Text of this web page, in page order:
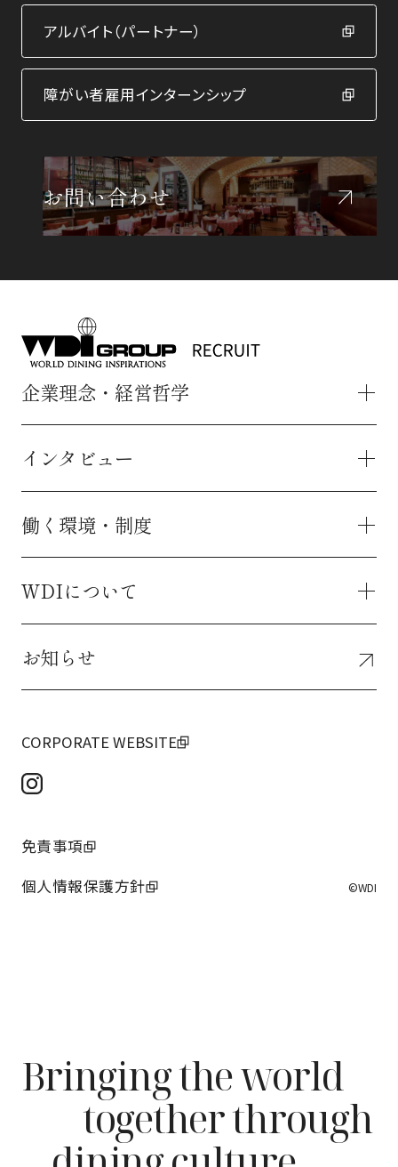
アルバイト（パートナー）
障がい者雇用インターンシップ
お問い合わせ
企業理念・経営哲学
企業理念・経営哲学 トップ
企業理念
経営哲学
グループメッセージ
インタビュー
インタビュー トップ
接客職
調理職
レストランサポートセンター（本社）
働く環境・制度
働く環境・制度 トップ
キャリアプラン
WDIカレッジ（研修制度）
独自制度
WDIについて
数字でみるWDI
求める人物像
社長メッセージ
社会貢献活動
お知らせ
CORPORATE WEBSITE
免責事項
個人情報保護方針
©WDI
Bringing the world
together through